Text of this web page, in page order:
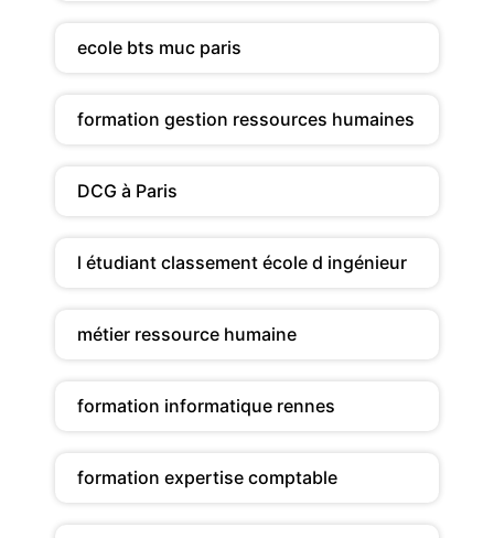
ecole bts muc paris
formation gestion ressources humaines
DCG à Paris
l étudiant classement école d ingénieur
métier ressource humaine
formation informatique rennes
formation expertise comptable